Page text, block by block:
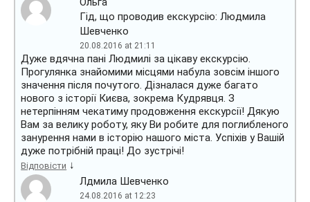
Гід, що проводив екскурсію: Людмила
Шевченко
20.08.2016 at 21:11
Дуже вдячна пані Людмилі за цікаву екскурсію.
Прогулянка знайомими місцями набула зовсім іншого
значення після почутого. Дізналася дуже багато
нового з історії Києва, зокрема Кудрявця. З
нетерпінням чекатиму продовження екскурсії! Дякую
Вам за велику роботу, яку Ви робите для поглибленого
занурення нами в історію нашого міста. Успіхів у Вашій
дуже потрібній праці! До зустрічі!
Відповісти ↓
Лдмила Шевченко
24.08.2016 at 12:23